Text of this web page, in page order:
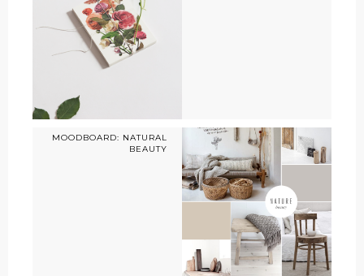
MOODBOARD: NATURAL
BEAUTY